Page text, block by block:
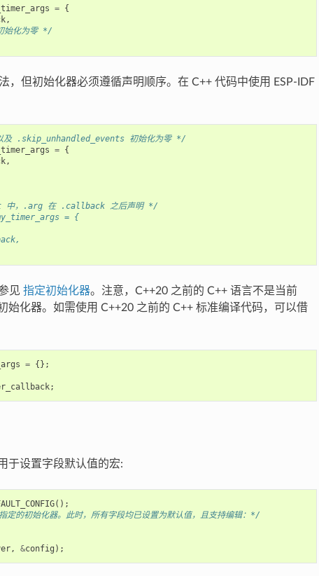
= {
,
始化为零 */
，但初始化器必须遵循声明顺序。在 C++ 代码中使用 ESP-IDF
.skip_unhandled_events 初始化为零 */
= {
,
中，.arg 在 .callback 之后声明 */
= {
见 指定初始化器。注意，C++20 之前的 C++ 语言不是当前
始化器。如需使用 C++20 之前的 C++ 标准编译代码，可以借
= {};
;
于设置字段默认值的宏:
();
定的初始化器。此时，所有字段均已设置为默认值，且支持编辑：*/
, &config );